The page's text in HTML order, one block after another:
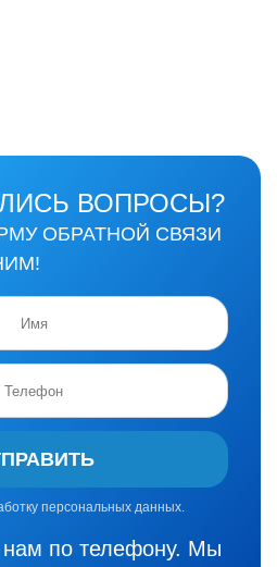
ВОПРОСЫ?
ОБРАТНОЙ СВЯЗИ
персональных данных.
нам по телефону. Мы